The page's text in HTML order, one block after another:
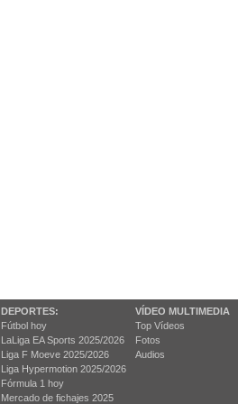
DEPORTES:
Fútbol hoy
LaLiga EA Sports 2025/2026
Liga F Moeve 2025/2026
Liga Hypermotion 2025/2026
Fórmula 1 hoy
Mercado de fichajes 2025
VÍDEO MULTIMEDIA
Top Vídeos
Fotos
Audios